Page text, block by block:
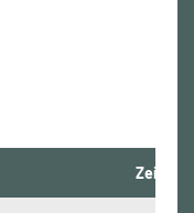
Zeit